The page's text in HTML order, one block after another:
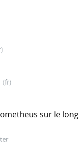
(fr)
sur le